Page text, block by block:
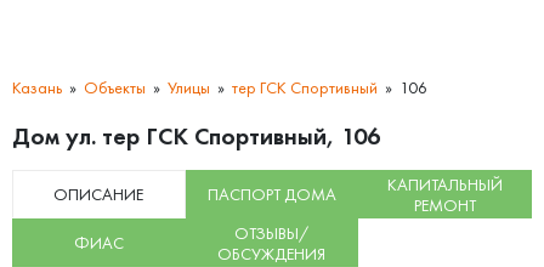
Казань Объекты Улицы тер ГСК Спортивный 106
Дом ул. тер ГСК Спортивный, 106
ОПИСАНИЕ ПАСПОРТ ДОМА
КАПИТАЛЬНЫЙ
РЕМОНТ
ФИАС
ОТЗЫВЫ/
ОБСУЖДЕНИЯ